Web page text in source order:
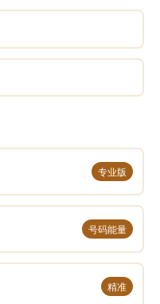
专业版
号码能量
精准